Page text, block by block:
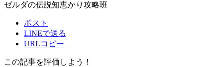
ゼルダの伝説知恵かり攻略班
ポスト
LINEで送る
URLコピー
この記事を評価しよう！